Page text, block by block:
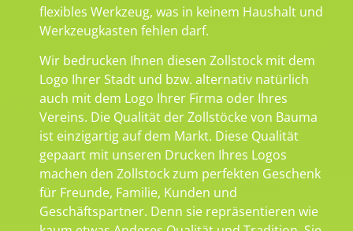
flexibles Werkzeug, was in keinem Haushalt und
Werkzeugkasten fehlen darf.
Wir bedrucken Ihnen diesen Zollstock mit dem
Logo Ihrer Stadt und bzw. alternativ natürlich
auch mit dem Logo Ihrer Firma oder Ihres
Vereins. Die Qualität der Zollstöcke von Bauma
ist einzigartig auf dem Markt. Diese Qualität
gepaart mit unseren Drucken Ihres Logos
machen den Zollstock zum perfekten Geschenk
für Freunde, Familie, Kunden und
Geschäftspartner. Denn sie repräsentieren wie